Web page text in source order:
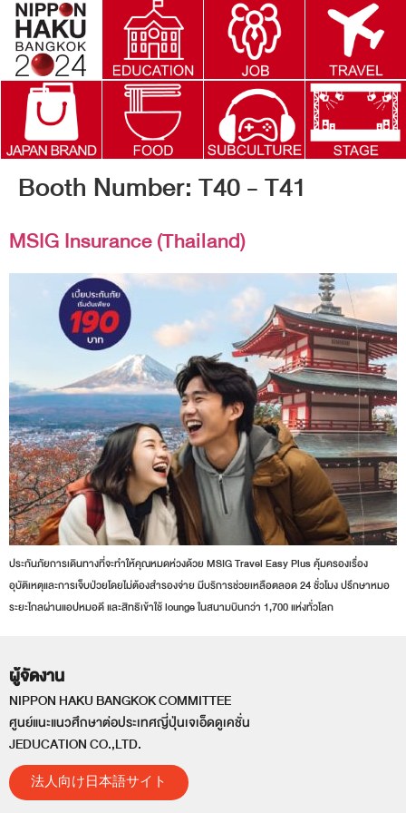
Booth Number:T40 - T41
MSIG Insurance (Thailand)
ประกันภัยการเดินทางที่จะทำให้คุณหมดห่วงด้วย MSIG Travel Easy Plus คุ้มครองเรื่อง
อุบัติเหตุและการเจ็บป่วยโดยไม่ต้องสำรองจ่าย มีบริการช่วยเหลือตลอด 24 ชั่วโมง ปรึกษาหมอ
ระยะไกลผ่านแอปหมอดี และสิทธิเข้าใช้ lounge ในสนามบินกว่า 1,700 แห่งทั่วโลก
ผู้จัดงาน
NIPPON HAKU BANGKOK COMMITTEE
ศูนย์แนะแนวศึกษาต่อประเทศญี่ปุ่นเจเอ็ดดูเคชั่น
JEDUCATION CO.,LTD.
法人向け日本語サイト